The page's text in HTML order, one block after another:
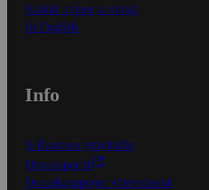
Kaikki ohjeet ja vinkit
In English
Info
S-Business yrityksille
Oiva-raportit
Osuuskauppojen yhteystiedot